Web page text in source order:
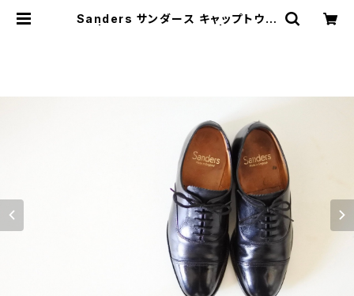
Sanders サンダース キャップトウ U